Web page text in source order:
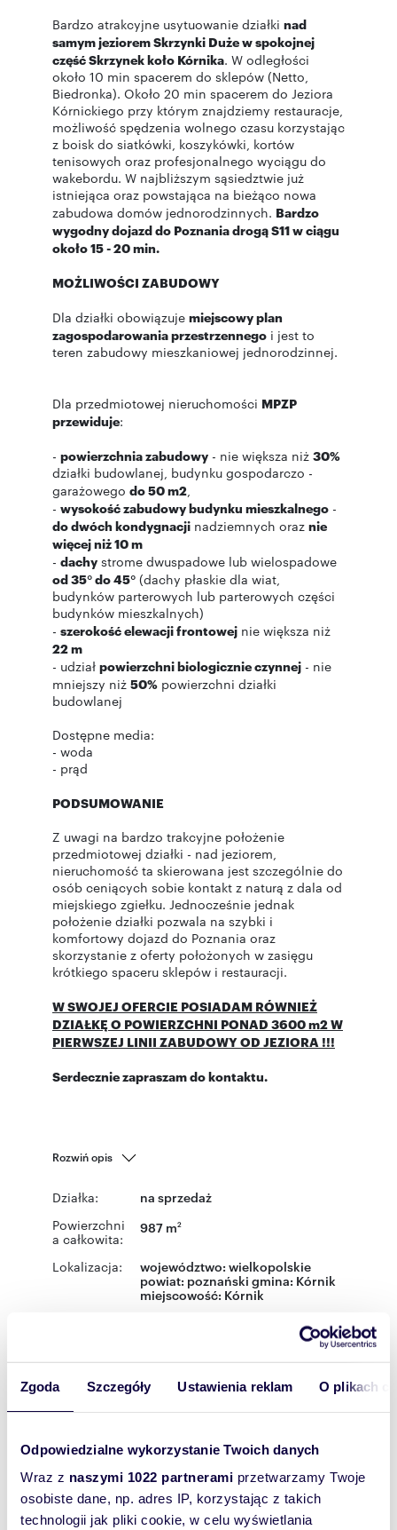
Zgoda Szczegóły Ustawienia reklam O plikach
Odpowiedzialne wykorzystanie Twoich danych
Wraz z naszymi 1022 partnerami przetwarzamy Twoje
osobiste dane, np. adres IP, korzystając z takich
technologii jak pliki cookie, w celu wyświetlania
Bardzo atrakcyjne usytuowanie działki nad
samym jeziorem Skrzynki Duże w spokojnej
część Skrzynek koło Kórnika. W odległości
około 10 min spacerem do sklepów (Netto,
Biedronka). Około 20 min spacerem do Jeziora
Kórnickiego przy którym znajdziemy restauracje,
możliwość spędzenia wolnego czasu korzystając
z boisk do siatkówki, koszykówki, kortów
tenisowych oraz profesjonalnego wyciągu do
wakebordu. W najbliższym sąsiedztwie już
istniejąca oraz powstająca na bieżąco nowa
zabudowa domów jednorodzinnych. Bardzo
wygodny dojazd do Poznania drogą S11 w ciągu
około 15 - 20 min.
MOŻLIWOŚCI ZABUDOWY
Dla działki obowiązuje miejscowy plan
zagospodarowania przestrzennego i jest to
teren zabudowy mieszkaniowej jednorodzinnej.
Dla przedmiotowej nieruchomości MPZP
przewiduje:
- powierzchnia zabudowy - nie większa niż 30%
działki budowlanej, budynku gospodarczo -
garażowego do 50 m2,
- wysokość zabudowy budynku mieszkalnego -
do dwóch kondygnacji nadziemnych oraz nie
więcej niż 10 m
- dachy strome dwuspadowe lub wielospadowe
od 35° do 45° (dachy płaskie dla wiat,
budynków parterowych lub parterowych części
budynków mieszkalnych)
- szerokość elewacji frontowej nie większa niż
22 m
- udział powierzchni biologicznie czynnej - nie
mniejszy niż 50% powierzchni działki
budowlanej
Dostępne media:
- woda
- prąd
PODSUMOWANIE
Z uwagi na bardzo trakcyjne położenie
przedmiotowej działki - nad jeziorem,
nieruchomość ta skierowana jest szczególnie do
osób ceniących sobie kontakt z naturą z dala od
miejskiego zgiełku. Jednocześnie jednak
położenie działki pozwala na szybki i
komfortowy dojazd do Poznania oraz
skorzystanie z oferty położonych w zasięgu
krótkiego spaceru sklepów i restauracji.
W SWOJEJ OFERCIE POSIADAM RÓWNIEŻ
DZIAŁKĘ O POWIERZCHNI PONAD 3600 m2 W
PIERWSZEJ LINII ZABUDOWY OD JEZIORA !!!
Serdecznie zapraszam do kontaktu.
Rozwiń opis
Działka: na sprzedaż
Powierzchni
a całkowita:
987 m2
Lokalizacja: województwo: wielkopolskie
powiat: poznański gmina: Kórnik
miejscowość: Kórnik